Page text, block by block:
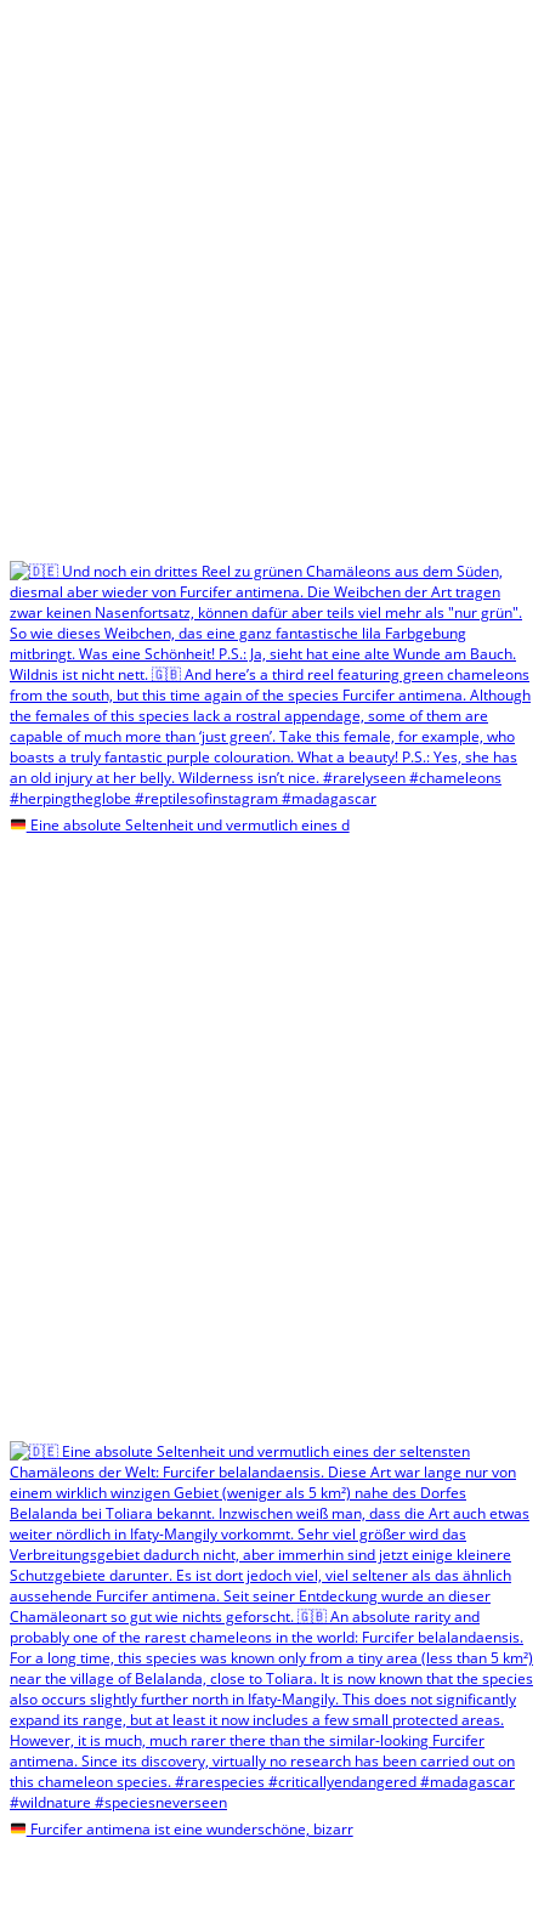
Eine absolute Seltenheit und vermutlich eines d
Furcifer antimena ist eine wunderschöne, bizarr